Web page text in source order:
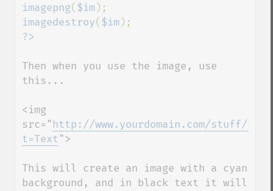
imagepng( $im
imagedestroy( $im
Then when you use the image, use
this...
<img
src="http://www.yourdomain.com/stuff/
t=Text">
This will create an image with a cyan
background, and in black text it will